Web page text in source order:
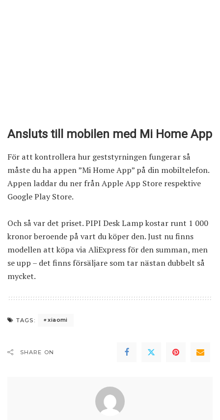
Ansluts till mobilen med Mi Home App
För att kontrollera hur geststyrningen fungerar så
måste du ha appen ”Mi Home App” på din mobiltelefon.
Appen laddar du ner från Apple App Store respektive
Google Play Store.
Och så var det priset. PIPI Desk Lamp kostar runt 1 000
kronorberoende på vart du köper den. Just nu finns
modellen att köpa via AliExpress för den summan, men
se upp – det finns försäljare som tar nästan dubbelt så
mycket.
TAGS: xiaomi
SHARE ON